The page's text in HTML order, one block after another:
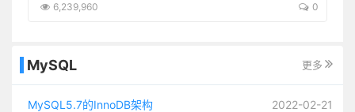
6,239,960 0
MySQL 更多
MySQL5.7的InnoDB架构
2022-02-21